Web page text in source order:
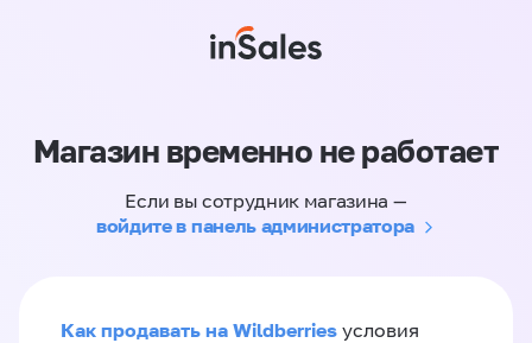
Магазин временно не работает
Если вы сотрудник магазина —
войдите в панель администратора
Как продавать на Wildberries условия